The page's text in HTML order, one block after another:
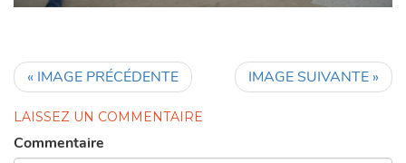
« IMAGE PRÉCÉDENTE IMAGE SUIVANTE »
LAISSEZ UN COMMENTAIRE
Commentaire